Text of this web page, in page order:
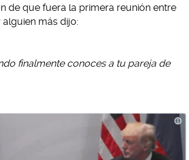
de que fuera la primera reunión entre
más dijo:
finalmente conoces a tu pareja de